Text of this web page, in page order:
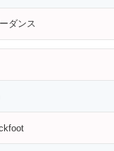
ダンス